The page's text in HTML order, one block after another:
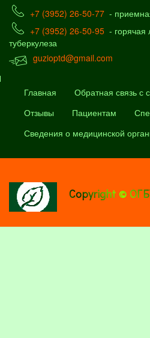
+7 (3952) 26-50-77 -
+7 (3952) 26-50-95 - горячая
туберкулеза
guzioptd@gmail.com
Главная Обратная связь с
Отзывы
Пациентам
Сведения о медицинской
Copyright ©